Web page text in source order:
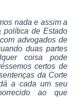
nada e assim a
política de Estado
advogados de
duas partes
coisa pode
certos de
da Corte
a cada um seu
ao que